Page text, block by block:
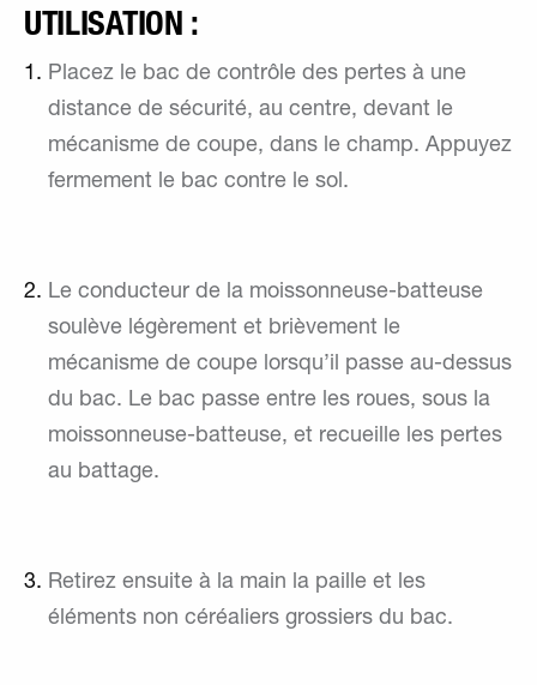
UTILISATION :
Placez le bac de contrôle des pertes à une
distance de sécurité, au centre, devant le
mécanisme de coupe, dans le champ. Appuyez
fermement le bac contre le sol.
Le conducteur de la moissonneuse-batteuse
soulève légèrement et brièvement le
mécanisme de coupe lorsqu’il passe au-dessus
du bac. Le bac passe entre les roues, sous la
moissonneuse-batteuse, et recueille les pertes
au battage.
Retirez ensuite à la main la paille et les
éléments non céréaliers grossiers du bac.